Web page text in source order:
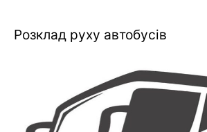
Розклад руху автобусів